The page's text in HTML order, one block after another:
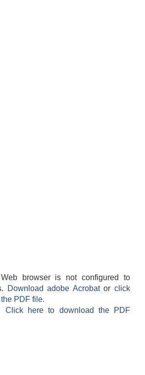
browser is not configured to
Download adobe Acrobatorclick
PDF file.
Click here to download the PDF